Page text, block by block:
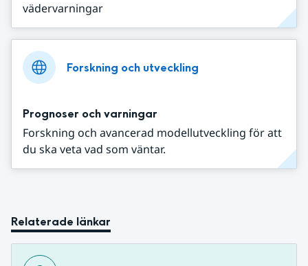
vädervarningar
Forskning och utveckling
Prognoser och varningar
Forskning och avancerad modellutveckling för att
du ska veta vad som väntar.
Relaterade länkar